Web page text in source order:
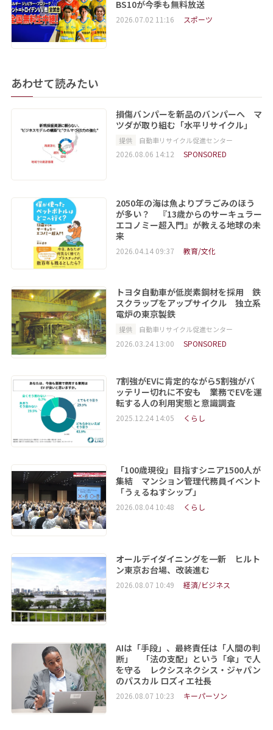
BS10が今季も無料放送
2026.07.02 11:16 スポーツ
あわせて読みたい
損傷バンパーを新品のバンパーへ マ
ツダが取り組む「水平リサイクル」
提供 自動車リサイクル促進センター
2026.08.06 14:12 SPONSORED
2050年の海は魚よりプラごみのほう
が多い？ 『13歳からのサーキュラー
エコノミー超入門』が教える地球の未
来
2026.04.14 09:37 教育/文化
トヨタ自動車が低炭素鋼材を採用 鉄
スクラップをアップサイクル 独立系
電炉の東京製鉄
提供 自動車リサイクル促進センター
2026.03.24 13:00 SPONSORED
7割強がEVに肯定的ながら5割強がバ
ッテリー切れに不安も 業務でEVを運
転する人の利用実態と意識調査
2025.12.24 14:05 くらし
「100歳現役」目指すシニア1500人が
集結 マンション管理代務員イベント
「うぇるねすシップ」
2026.08.04 10:48 くらし
オールデイダイニングを一新 ヒルト
ン東京お台場、改装進む
2026.08.07 10:49 経済/ビジネス
AIは「手段」、最終責任は「人間の判
断」 「法の支配」という「傘」で人
を守る レクシスネクシス・ジャパン
のパスカル ロズィエ社長
2026.08.07 10:23 キーパーソン